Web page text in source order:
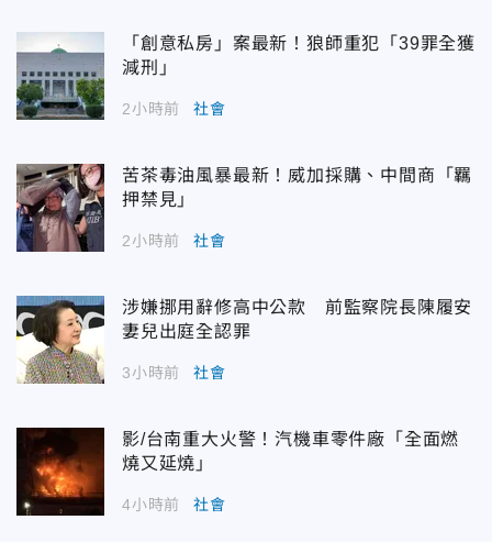
「創意私房」案最新！狼師重犯「39罪全獲
減刑」
2小時前 社會
苦茶毒油風暴最新！威加採購、中間商「羈
押禁見」
2小時前 社會
涉嫌挪用辭修高中公款 前監察院長陳履安
妻兒出庭全認罪
3小時前 社會
影/台南重大火警！汽機車零件廠「全面燃
燒又延燒」
4小時前 社會